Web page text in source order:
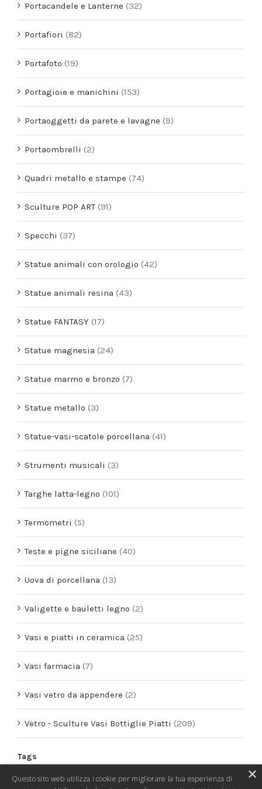
Portacandele e Lanterne (32)
Portafiori (82)
Portafoto (19)
Portagioie e manichini (153)
Portaoggetti da parete e lavagne (9)
Portaombrelli (2)
Quadri metallo e stampe (74)
Sculture POP ART (91)
Specchi (37)
Statue animali con orologio (42)
Statue animali resina (43)
Statue FANTASY (17)
Statue magnesia (24)
Statue marmo e bronzo (7)
Statue metallo (3)
Statue-vasi-scatole porcellana (41)
Strumenti musicali (3)
Targhe latta-legno (101)
Termometri (5)
Teste e pigne siciliane (40)
Uova di porcellana (13)
Valigette e bauletti legno (2)
Vasi e piatti in ceramica (25)
Vasi farmacia (7)
Vasi vetro da appendere (2)
Vetro - Sculture Vasi Bottiglie Piatti (209)
Tags
×
Questo sito web utilizza i cookie per migliorare la tua esperienza di